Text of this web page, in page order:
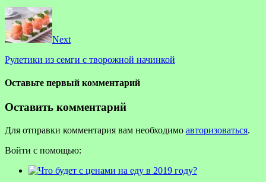
Next
Рулетики из семги с творожной начинкой
Оставьте первый комментарий
Оставить комментарий
Для отправки комментария вам необходимо авторизоваться.
Войти с помощью: